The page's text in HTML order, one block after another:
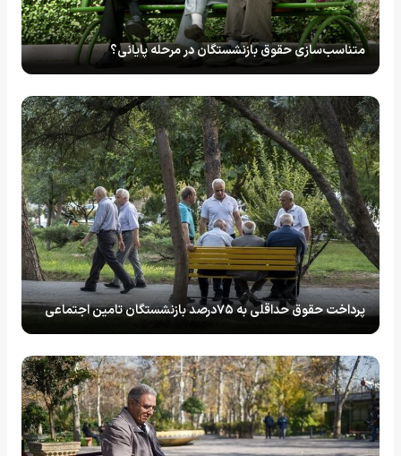
متناسب‌سازی حقوق بازنشستگان در مرحله پایانی؟
پرداخت حقوق حداقلی به ۷۵درصد بازنشستگان تامین اجتماعی